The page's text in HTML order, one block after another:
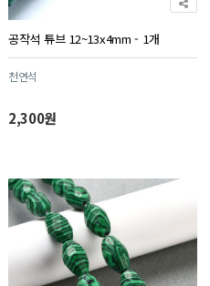
공작석 튜브 12~13x4mm - 1개
천연석
2,300원